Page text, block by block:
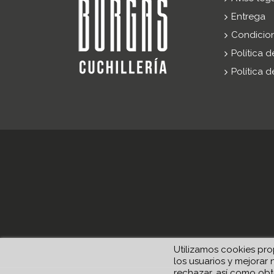
Entrega
Política
Política
Utilizamos cookies
los usuarios y mejorar